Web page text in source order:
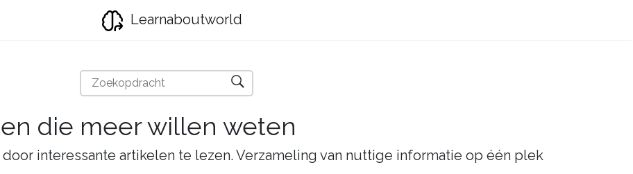
Learnaboutworld
die meer willen weten
interessante artikelen te lezen. Verzameling van nuttige informatie op één plek